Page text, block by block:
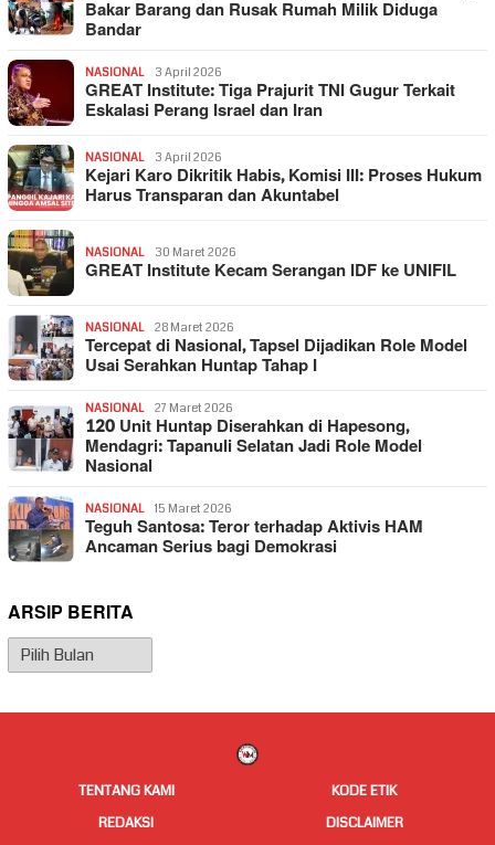
Bakar Barang dan Rusak Rumah Milik Diduga
Bandar
NASIONAL 3 April 2026
GREAT Institute: Tiga Prajurit TNI Gugur Terkait
Eskalasi Perang Israel dan Iran
NASIONAL 3 April 2026
Kejari Karo Dikritik Habis, Komisi III: Proses Hukum
Harus Transparan dan Akuntabel
NASIONAL 30 Maret 2026
GREAT Institute Kecam Serangan IDF ke UNIFIL
NASIONAL 28 Maret 2026
Tercepat di Nasional, Tapsel Dijadikan Role Model
Usai Serahkan Huntap Tahap I
NASIONAL 27 Maret 2026
120 Unit Huntap Diserahkan di Hapesong,
Mendagri: Tapanuli Selatan Jadi Role Model
Nasional
NASIONAL 15 Maret 2026
Teguh Santosa: Teror terhadap Aktivis HAM
Ancaman Serius bagi Demokrasi
ARSIP BERITA
Arsip
Berita
TENTANG KAMI
KODE ETIK
REDAKSI
DISCLAIMER